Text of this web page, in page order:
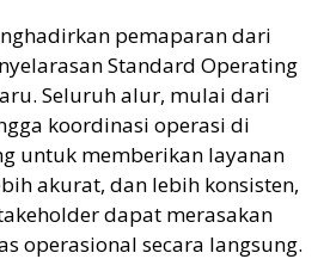
pemaparan dari
Standard Operating
Seluruh alur, mulai dari
koordinasi operasi di
untuk memberikan layanan
akurat, dan lebih konsisten,
dapat merasakan
operasional secara langsung.